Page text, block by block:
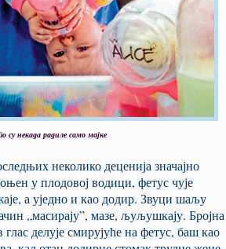
су некада радиле само мајке
неколико деценија значајно
у плодовој водици, фетус чује
а уједно и као додир. Звуци шаљу
„масирају”, мазе, љуљушкају. Бројна
делује смирујуће на фетус, баш као